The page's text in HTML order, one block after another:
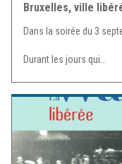
Bruxelles, ville
Dans la soirée du 3
Durant les jours qui...